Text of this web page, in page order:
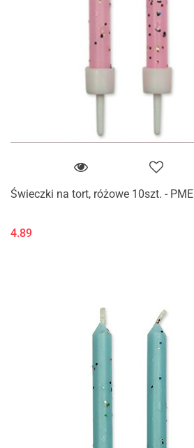
Świeczki na tort, różowe 10szt. - PME
4.89